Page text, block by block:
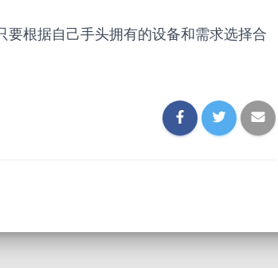
根据自己手头拥有的设备和需求选择合